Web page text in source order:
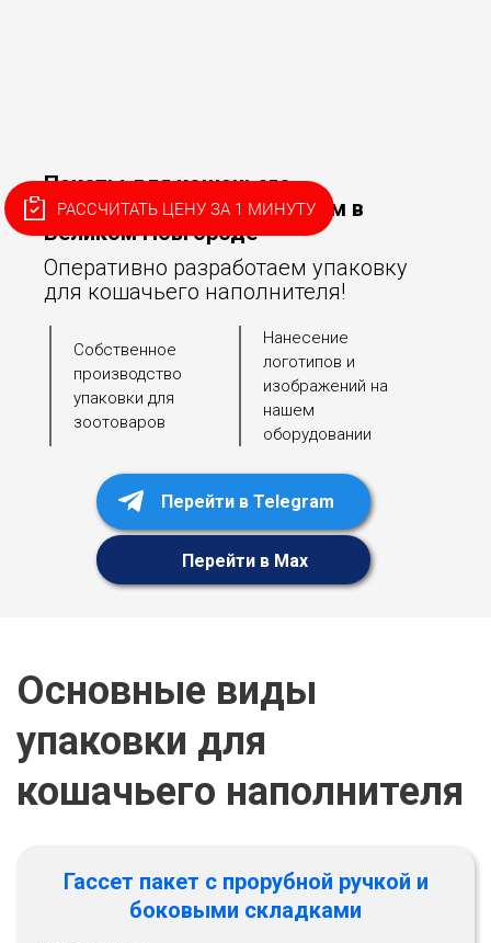
Пакеты для кошачьего
наполнителя на заказ оптом в
Великом Новгороде
Оперативно разработаем упаковку
для кошачьего наполнителя!
Собственное
производство
упаковки для
зоотоваров
Нанесение
логотипов и
изображений на
нашем
оборудовании
Перейти в Telegram
Перейти в Max
Основные виды
упаковки для
кошачьего наполнителя
Гассет пакет с прорубной ручкой и
боковыми складками
РАССЧИТАТЬ ЦЕНУ ЗА 1 МИНУТУ